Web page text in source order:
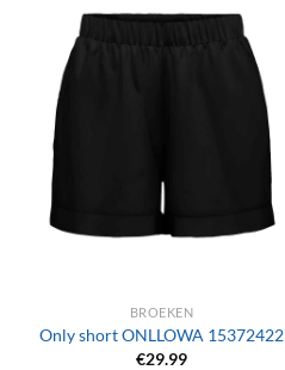
BROEKEN
Only short ONLLOWA 15372422
€29.99